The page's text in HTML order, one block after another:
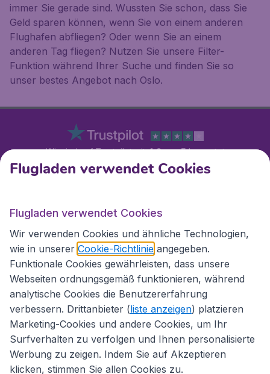
immer Sie gerade sind. Wussten Sie schon, dass Sie
Geld sparen können, wenn Sie von einem anderen
Flughafen abfliegen? Oder wenn Sie an einem
anderen Tag fliegen? Nutzen Sie unsere Filter-
Funktion während Ihrer Suche und finden Sie so
unser bestes Angebot nach Oslo.
Wir sind auf Trustpilot mit4.2 von 5bewertet
Auf Basis von11286Kundenbewertungen
Kundenservice
Flugladen.at
Internationale Webseiten
Flugladen verwendet Cookies
Flugladen verwendet Cookies
Wir verwenden Cookies und ähnliche Technologien,
wie in unserer Cookie-Richtlinie angegeben.
Funktionale Cookies gewährleisten, dass unsere
Webseiten ordnungsgemäß funktionieren, während
analytische Cookies die Benutzererfahrung
verbessern. Drittanbieter (liste anzeigen) platzieren
Marketing-Cookies und andere Cookies, um Ihr
Surfverhalten zu verfolgen und Ihnen personalisierte
Werbung zu zeigen. Indem Sie auf Akzeptieren
klicken, stimmen Sie allen Cookies zu.